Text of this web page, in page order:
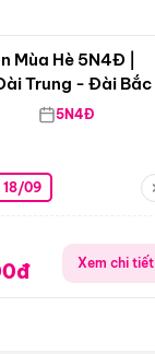
Mùa Hè 5N4Đ |
Trung - Đài Bắc
5N4Đ
18/09
Xem chi tiết